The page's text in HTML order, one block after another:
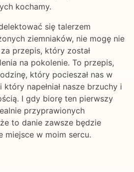
kochamy.
się talerzem
ziemniaków, nie mogę nie
przepis, który został
na pokolenie. To przepis,
który pocieszał nas w
napełniał nasze brzuchy i
I gdy biorę ten pierwszy
przyprawionych
to danie zawsze będzie
miejsce w moim sercu.